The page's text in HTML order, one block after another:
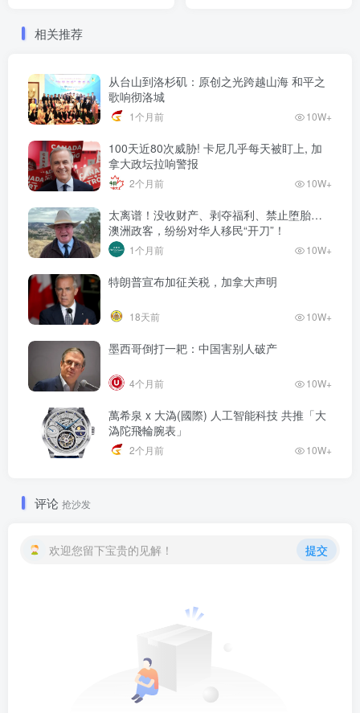
相关推荐
从台山到洛杉矶：原创之光跨越山海 和平之
歌响彻洛城
1个月前 10W+
100天近80次威胁! 卡尼几乎每天被盯上, 加
拿大政坛拉响警报
2个月前 10W+
太离谱！没收财产、剥夺福利、禁止堕胎…
澳洲政客，纷纷对华人移民“开刀”！
1个月前 10W+
特朗普宣布加征关税，加拿大声明
18天前 10W+
墨西哥倒打一耙：中国害别人破产
4个月前 10W+
萬希泉 x 大溈(國際) 人工智能科技 共推「大
溈陀飛輪腕表」
2个月前 10W+
评论 抢沙发
欢迎您留下宝贵的见解！ 提交